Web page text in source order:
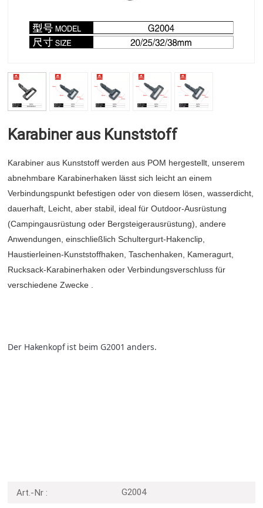
Karabiner aus Kunststoff
Karabiner aus Kunststoffwerden aus POM hergestellt, unserem
abnehmbare Karabinerhaken lässt sich leicht an einem
Verbindungspunkt befestigen oder von diesem lösen ,wasserdicht,
dauerhaft, Leicht, aber stabil, ideal für Outdoor-Ausrüstung
(Campingausrüstung oder Bergsteigerausrüstung), andere
Anwendungen, einschließlich Schultergurt-Hakenclip,
Haustierleinen-Kunststoffhaken, Taschenhaken, Kameragurt,
Rucksack-Karabinerhaken oder Verbindungsverschluss für
verschiedene Zwecke .
Der Hakenkopf ist beim G2001 anders.
Art.-Nr : G2004